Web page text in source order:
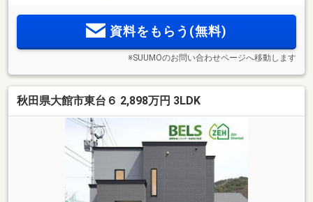
資料をもらう(無料)
※SUUMOのお問い合わせページへ移動します
秋田県大館市東台６ 2,898万円 3LDK